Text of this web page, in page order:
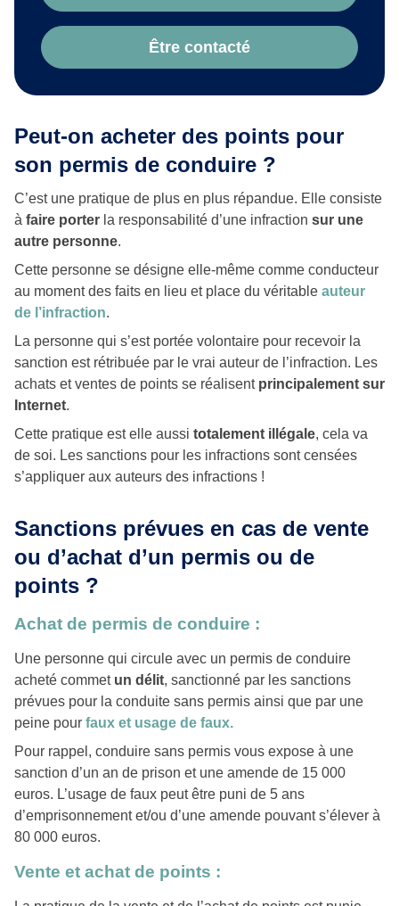
Être contacté
Peut-on acheter des points pour
son permis de conduire ?
C’est une pratique de plus en plus répandue. Elle consiste
à faire porter la responsabilité d’une infraction sur une
autre personne.
Cette personne se désigne elle-même comme conducteur
au moment des faits en lieu et place du véritable auteur
de l’infraction.
La personne qui s’est portée volontaire pour recevoir la
sanction est rétribuée par le vrai auteur de l’infraction. Les
achats et ventes de points se réalisent principalement sur
Internet.
Cette pratique est elle aussi totalement illégale, cela va
de soi. Les sanctions pour les infractions sont censées
s’appliquer aux auteurs des infractions !
Sanctions prévues en cas de vente
ou d’achat d’un permis ou de
points ?
Achat de permis de conduire :
Une personne qui circule avec un permis de conduire
acheté commetun délit, sanctionné par les sanctions
prévues pour la conduite sans permis ainsi que par une
peine pour faux et usage de faux.
Pour rappel, conduire sans permis vous expose à une
sanction d’un an de prison et une amende de 15 000
euros. L’usage de faux peut être puni de 5 ans
d’emprisonnement et/ou d’une amende pouvant s’élever à
80 000 euros.
Vente et achat de points :